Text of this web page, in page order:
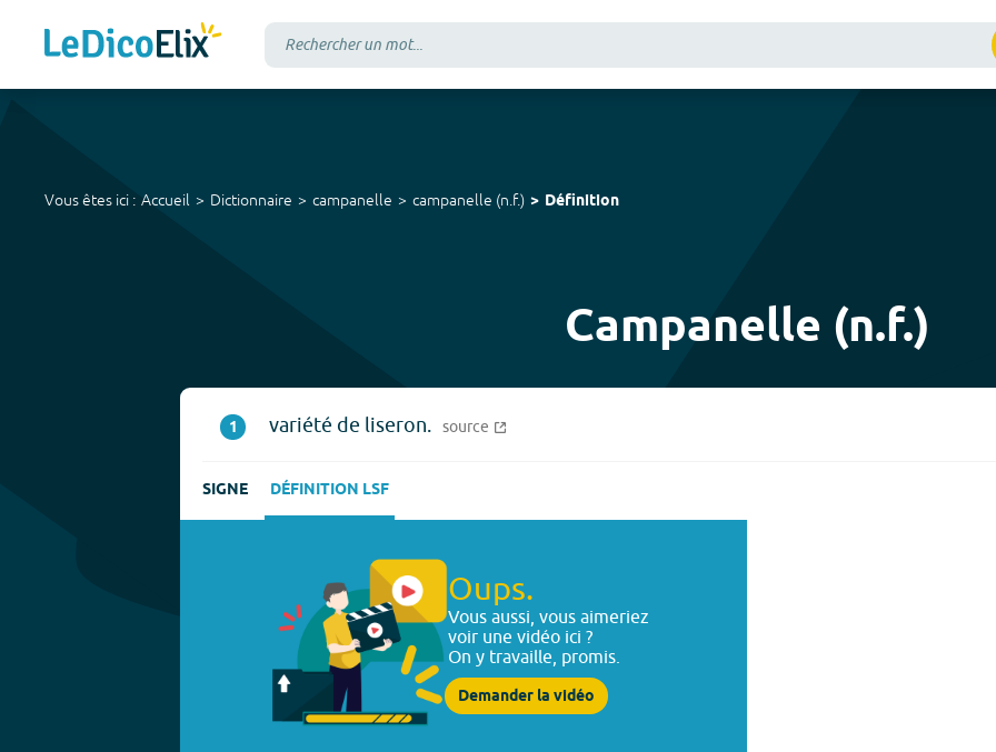
Vous êtes ici : Accueil Dictionnaire campanelle campanelle (n.f.) Définition
Campanelle (n.f.)
1 variété de liseron. source
SIGNE DÉFINITION LSF
Oups.
Vous aussi, vous aimeriez
voir une vidéo ici ?
On y travaille, promis.
Demander la vidéo